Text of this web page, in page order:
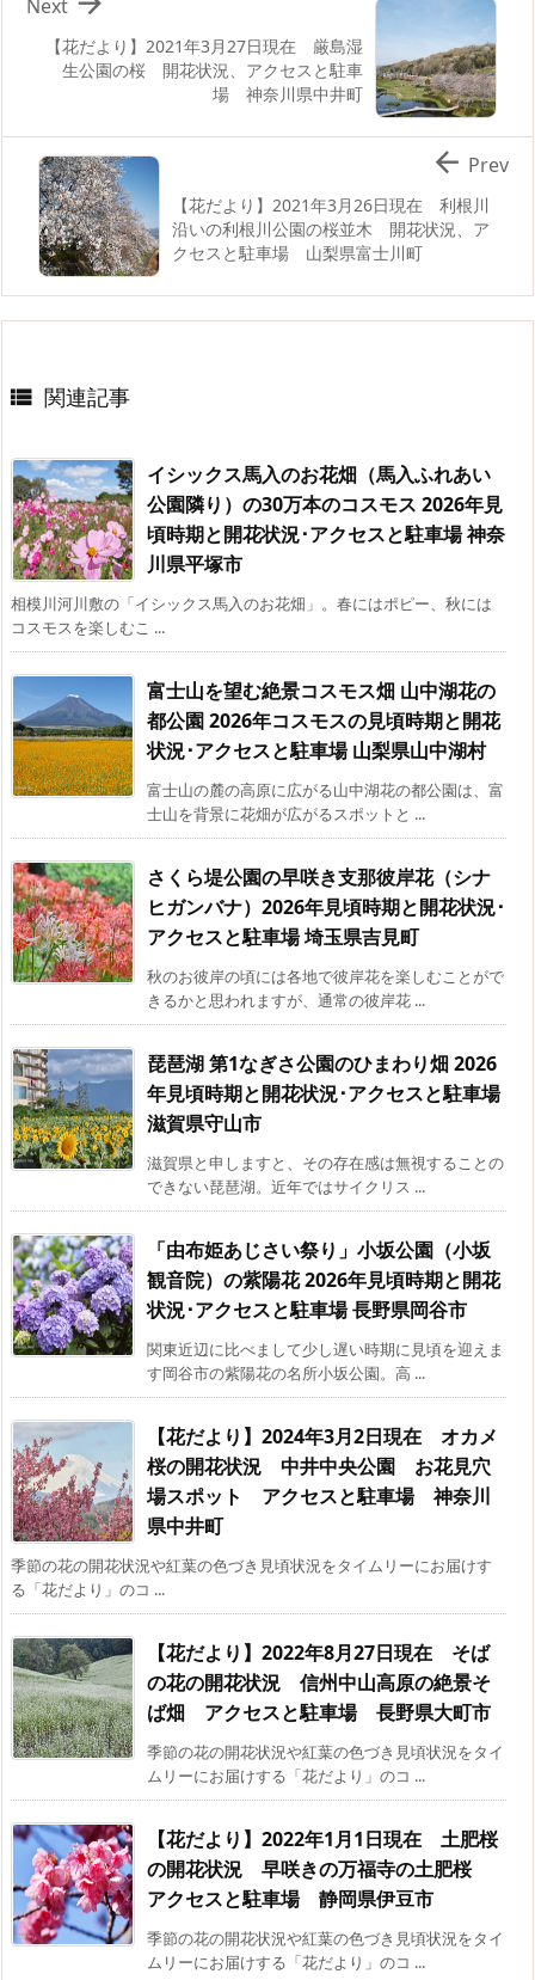
【花だより】2021年3月27日現在 厳島湿
生公園の桜 開花状況、アクセスと駐車
場 神奈川県中井町
【花だより】2021年3月26日現在 利根川
沿いの利根川公園の桜並木 開花状況、ア
クセスと駐車場 山梨県富士川町
 Prev
 関連記事
イシックス馬入のお花畑（馬入ふれあい
公園隣り）の30万本のコスモス 2026年見
頃時期と開花状況･アクセスと駐車場 神奈
川県平塚市
相模川河川敷の「イシックス馬入のお花畑」。春にはポピー、秋には
コスモスを楽しむこ ...
富士山を望む絶景コスモス畑 山中湖花の
都公園 2026年コスモスの見頃時期と開花
状況･アクセスと駐車場 山梨県山中湖村
富士山の麓の高原に広がる山中湖花の都公園は、富
士山を背景に花畑が広がるスポットと ...
さくら堤公園の早咲き支那彼岸花（シナ
ヒガンバナ）2026年見頃時期と開花状況･
アクセスと駐車場 埼玉県吉見町
秋のお彼岸の頃には各地で彼岸花を楽しむことがで
きるかと思われますが、通常の彼岸花 ...
琵琶湖 第1なぎさ公園のひまわり畑 2026
年見頃時期と開花状況･アクセスと駐車場
滋賀県守山市
滋賀県と申しますと、その存在感は無視することの
できない琵琶湖。近年ではサイクリス ...
「由布姫あじさい祭り」小坂公園（小坂
観音院）の紫陽花 2026年見頃時期と開花
状況･アクセスと駐車場 長野県岡谷市
関東近辺に比べまして少し遅い時期に見頃を迎えま
す岡谷市の紫陽花の名所小坂公園。高 ...
【花だより】2024年3月2日現在 オカメ
桜の開花状況 中井中央公園 お花見穴
場スポット アクセスと駐車場 神奈川
県中井町
季節の花の開花状況や紅葉の色づき見頃状況をタイムリーにお届けす
る「花だより」のコ ...
【花だより】2022年8月27日現在 そば
の花の開花状況 信州中山高原の絶景そ
ば畑 アクセスと駐車場 長野県大町市
季節の花の開花状況や紅葉の色づき見頃状況をタイ
ムリーにお届けする「花だより」のコ ...
【花だより】2022年1月1日現在 土肥桜
の開花状況 早咲きの万福寺の土肥桜
アクセスと駐車場 静岡県伊豆市
季節の花の開花状況や紅葉の色づき見頃状況をタイ
ムリーにお届けする「花だより」のコ ...